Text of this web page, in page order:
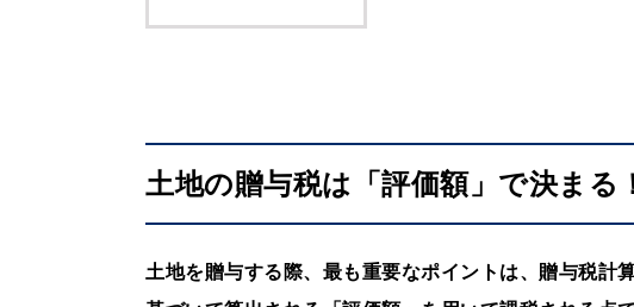
土地の贈与税は「評価額」で決まる
土地を贈与する際、最も重要なポイントは、贈与税計